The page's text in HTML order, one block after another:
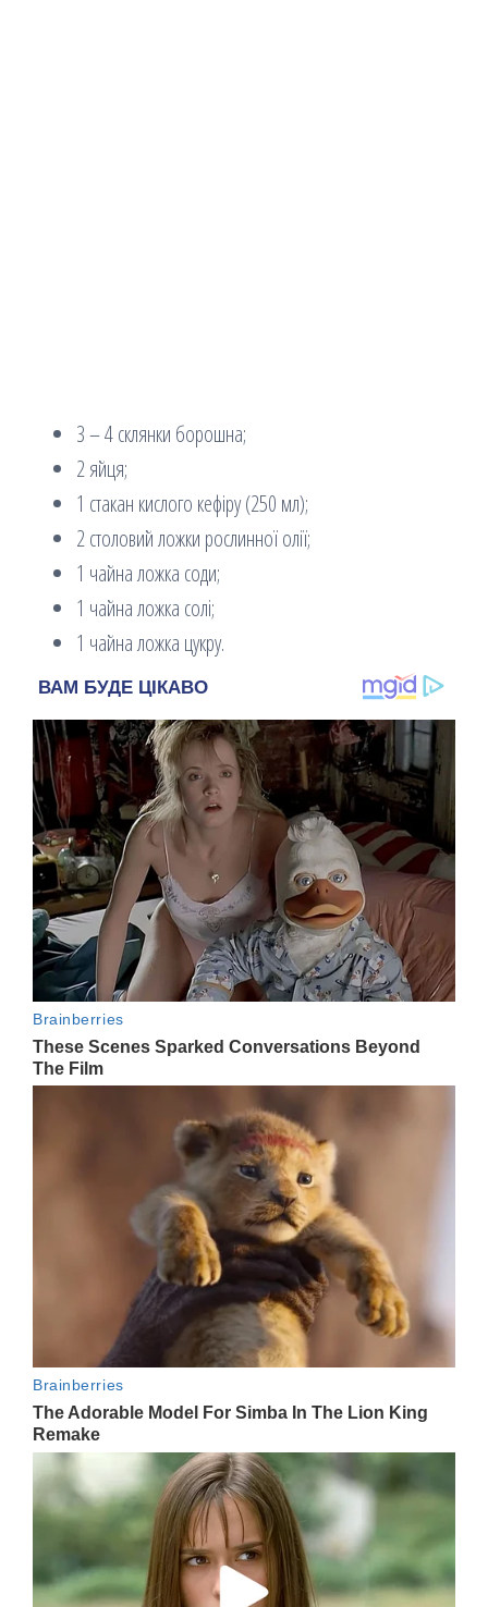
3 – 4 склянки борошна;
2 яйця;
1 стакан кислого кефіру (250 мл);
2 столовий ложки рослинної олії;
1 чайна ложка соди;
1 чайна ложка солі;
1 чайна ложка цукру.